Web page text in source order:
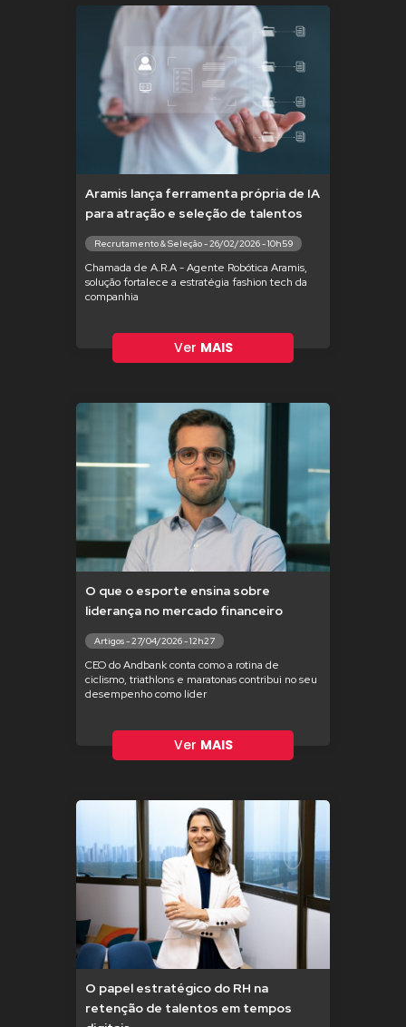
Aramis lança ferramenta própria de IA
para atração e seleção de talentos
Recrutamento & Seleção - 26/02/2026 - 10h59
Chamada de A.R.A - Agente Robótica Aramis,
solução fortalece a estratégia fashion tech da
companhia
Ver MAIS
O que o esporte ensina sobre
liderança no mercado financeiro
Artigos - 27/04/2026 - 12h27
CEO do Andbank conta como a rotina de
ciclismo, triathlons e maratonas contribui no seu
desempenho como líder
Ver MAIS
O papel estratégico do RH na
retenção de talentos em tempos